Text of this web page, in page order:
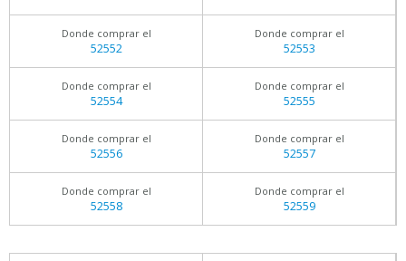
Donde comprar el
52552
Donde comprar el
52553
Donde comprar el
52554
Donde comprar el
52555
Donde comprar el
52556
Donde comprar el
52557
Donde comprar el
52558
Donde comprar el
52559